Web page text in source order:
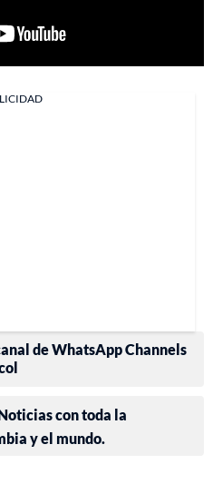
de WhatsApp Channels
con toda la
y el mundo.